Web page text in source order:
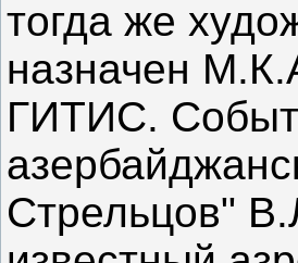
тогда же
назначен
ГИТИС.
Стрельцов"